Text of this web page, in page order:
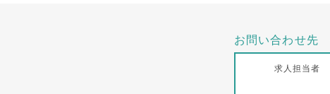
お問い合わせ先
求人担当者